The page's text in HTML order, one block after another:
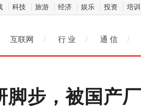
科技 旅游 经济 娱乐 投资 培训
互联网 / 行 业 / 通 信 /
脚步，被国产